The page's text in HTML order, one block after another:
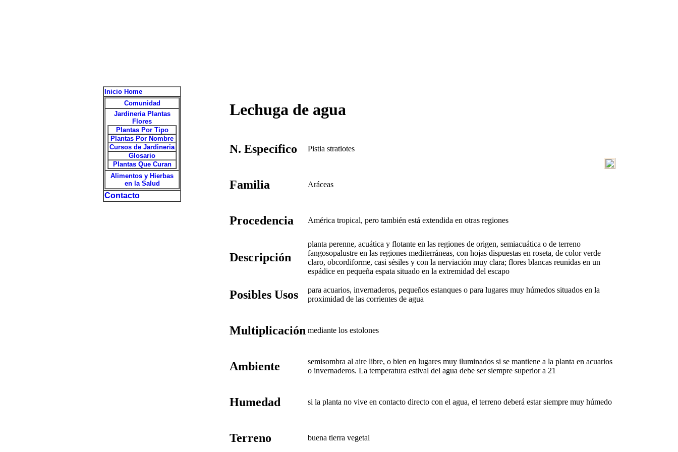
Inicio Home
Comunidad
Jardineria Plantas
Flores
Plantas Por Tipo
Plantas Por Nombre
Cursos de Jardineria
Glosario
Plantas Que Curan
Alimentos y Hierbas
en la Salud
Contacto
Lechuga de agua
N. Específico Pistia stratiotes
Familia Aráceas
Procedencia América tropical, pero también está extendida en otras regiones
Descripción
planta perenne, acuática y flotante en las regiones de origen, semiacuática o de terreno
fangosopalustre en las regiones mediterráneas, con hojas dispuestas en roseta, de color verde
claro, obcordiforme, casi sésiles y con la nerviación muy clara; flores blancas reunidas en un
espádice en pequeña espata situado en la extremidad del escapo
Posibles Usos
para acuarios, invernaderos, pequeños estanques o para lugares muy húmedos situados en la
proximidad de las corrientes de agua
Multiplicación mediante los estolones
Ambiente
semisombra al aire libre, o bien en lugares muy iluminados si se mantiene a la planta en acuarios
o invernaderos. La temperatura estival del agua debe ser siempre superior a 21
Humedad si la planta no vive en contacto directo con el agua, el terreno deberá estar siempre muy húmedo
Terreno buena tierra vegetal